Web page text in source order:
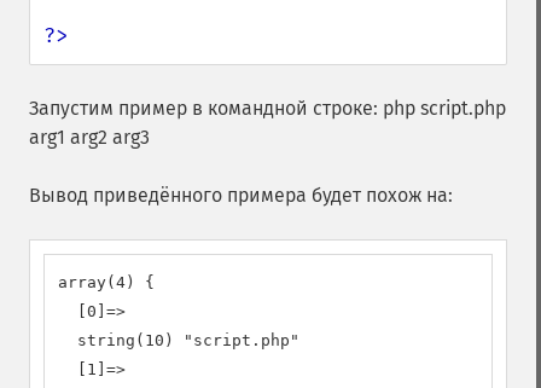
?>
Запустим пример в командной строке: php script.php
arg1 arg2 arg3
Вывод приведённого примера будет похож на:
array(4) {
  [0]=>
  string(10) "script.php"
  [1]=>